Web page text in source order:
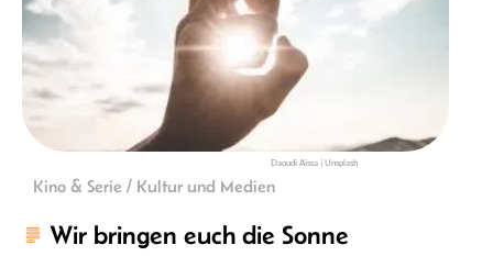
Daoudi Aissa | Unsplash
Kino & Serie / Kultur und Medien
Wir bringen euch die Sonne